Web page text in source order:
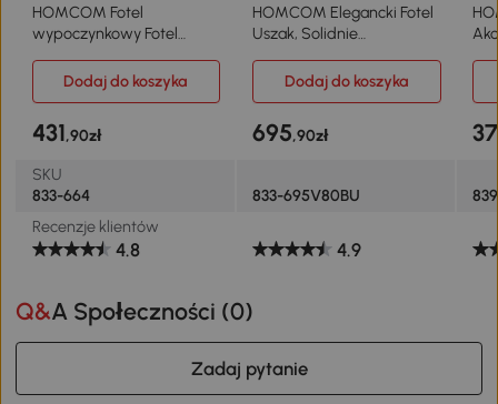
HOMCOM Fotel
wypoczynkowy Fotel
Tapicerowane Z
Podłokietnikami Drewniany
cm Szary
HOMCOM Elegancki Fotel
Uszak, Solidnie
Tapicerka, 74 x 86 x 102
cm, Niebieski
Dodaj do koszyka Dodaj do koszyka
431,90zł 695,90zł
SKU
833-664
833-695V80BU
Recenzje klientów
4.8 4.9
Q&A Społeczności (0)
Zadaj pytanie